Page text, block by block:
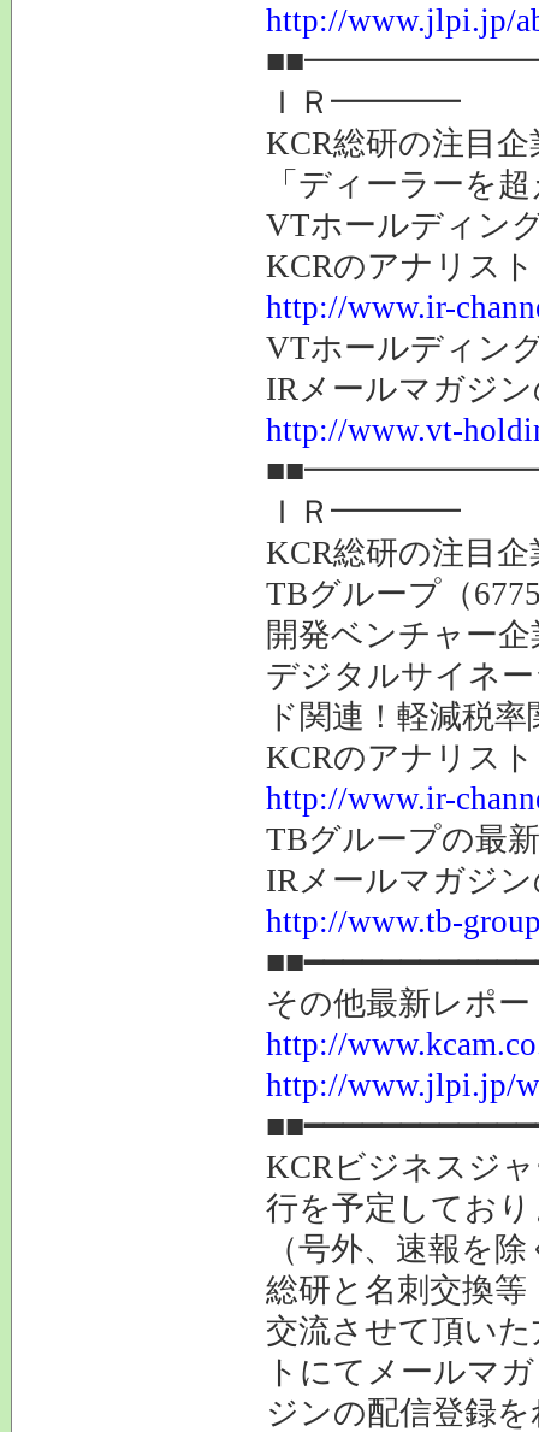
http://www.jlpi.jp/
ＩＲ━━━━
KCR総研の注目企
「ディーラーを
VTホールディン
KCRのアナリス
http://www.ir-
VTホールディン
IRメールマガジ
http://www.vt-
ＩＲ━━━━
KCR総研の注目企
TBグループ（
開発ベンチャー企
デジタルサイネ
ド関連！軽減税率
KCRのアナリス
http://www.ir-
TBグループの最
IRメールマガジ
http://www.tb-
その他最新レポ
http://
http://www.jlpi.jp/
KCRビジネスジ
行を予定してお
（号外、速報を
総研と名刺交換等
交流させて頂い
トにてメールマガ
ジンの配信登録